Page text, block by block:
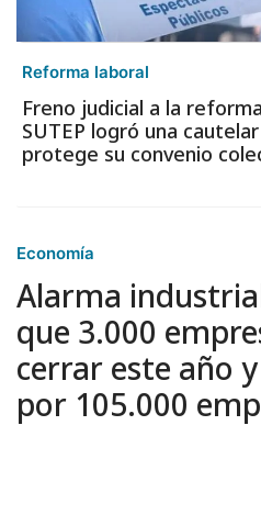
Reforma laboral
Freno judicial a la
SUTEP logró una
protege su convenio
Economía
Alarma
que 3.000
cerrar este año
por 105.000